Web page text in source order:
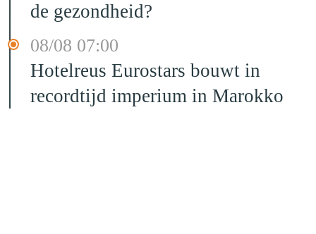
de gezondheid?
08/08 07:00
Hotelreus Eurostars bouwt in
recordtijd imperium in Marokko